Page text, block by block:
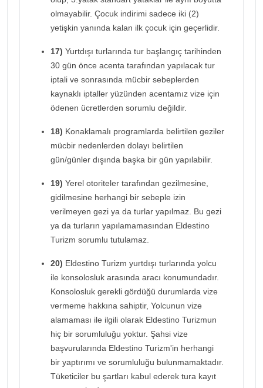
olmayabilir. Çocuk indirimi sadece iki (2)
yetişkin yanında kalan ilk çocuk için geçerlidir.
17) Yurtdışı turlarında tur başlangıç tarihinden
30 gün önce acenta tarafından yapılacak tur
iptali ve sonrasında mücbir sebeplerden
kaynaklı iptaller yüzünden acentamız vize için
ödenen ücretlerden sorumlu değildir.
18) Konaklamalı programlarda belirtilen geziler
mücbir nedenlerden dolayı belirtilen
gün/günler dışında başka bir gün yapılabilir.
19) Yerel otoriteler tarafından gezilmesine,
gidilmesine herhangi bir sebeple izin
verilmeyen gezi ya da turlar yapılmaz. Bu gezi
ya da turların yapılamamasından Eldestino
Turizm sorumlu tutulamaz.
20) Eldestino Turizm yurtdışı turlarında yolcu
ile konsolosluk arasında aracı konumundadır.
Konsolosluk gerekli gördüğü durumlarda vize
vermeme hakkına sahiptir, Yolcunun vize
alamaması ile ilgili olarak Eldestino Turizmun
hiç bir sorumluluğu yoktur. Şahsi vize
başvurularında Eldestino Turizm'in herhangi
bir yaptırımı ve sorumluluğu bulunmamaktadır.
Tüketiciler bu şartları kabul ederek tura kayıt